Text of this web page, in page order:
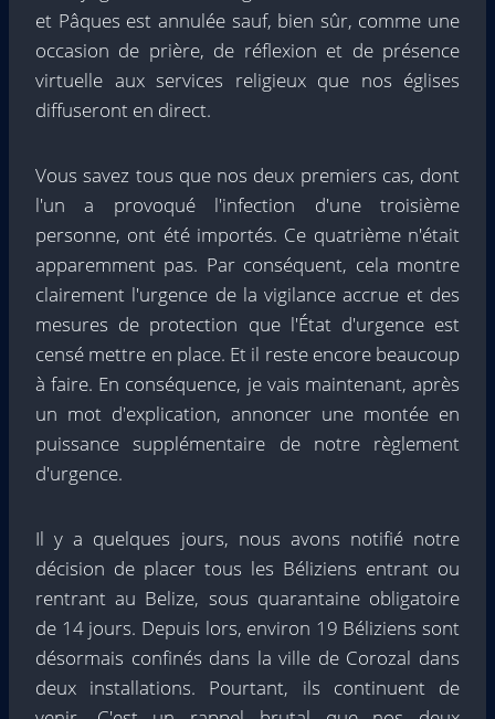
et Pâques est annulée sauf, bien sûr, comme une
occasion de prière, de réflexion et de présence
virtuelle aux services religieux que nos églises
diffuseront en direct.
Vous savez tous que nos deux premiers cas, dont
l'un a provoqué l'infection d'une troisième
personne, ont été importés. Ce quatrième n'était
apparemment pas. Par conséquent, cela montre
clairement l'urgence de la vigilance accrue et des
mesures de protection que l'État d'urgence est
censé mettre en place. Et il reste encore beaucoup
à faire. En conséquence, je vais maintenant, après
un mot d'explication, annoncer une montée en
puissance supplémentaire de notre règlement
d'urgence.
Il y a quelques jours, nous avons notifié notre
décision de placer tous les Béliziens entrant ou
rentrant au Belize, sous quarantaine obligatoire
de 14 jours. Depuis lors, environ 19 Béliziens sont
désormais confinés dans la ville de Corozal dans
deux installations. Pourtant, ils continuent de